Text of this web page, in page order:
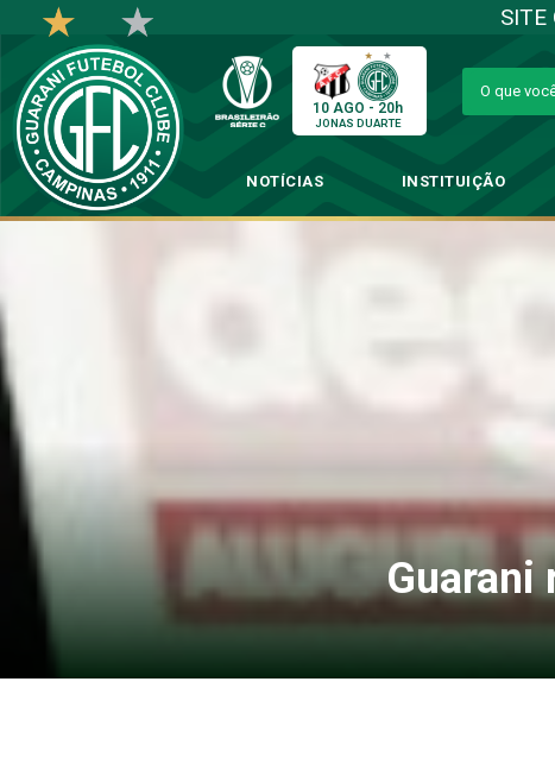
SITE
10 AGO - 20h
JONAS DUARTE
NOTÍCIAS INSTITUIÇÃO
Guarani recebe
Guarani